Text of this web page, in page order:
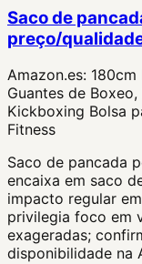
Saco de
preço/
Amazon.es:
Guantes de
Kickboxing Bolsa
Fitness
Saco de pancada
encaixa em saco
impacto regular
privilegia foco em
exageradas;
disponibilidade na